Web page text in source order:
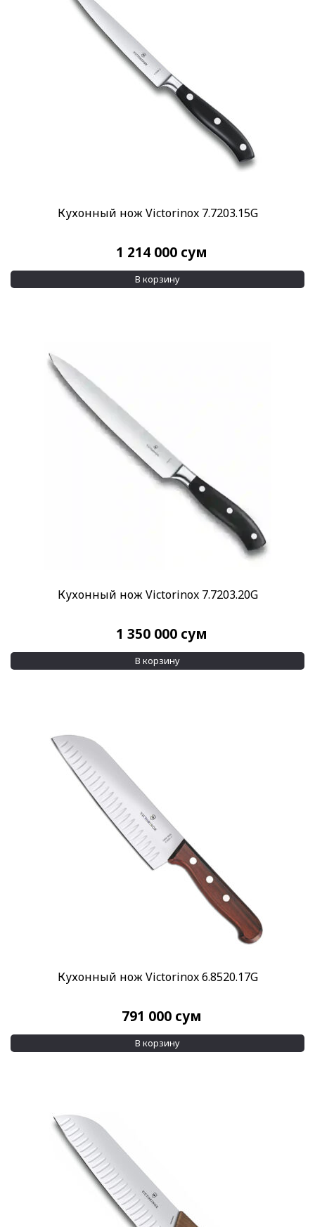
Кухонный нож Victorinox 7.7203.15G
1 214 000 сум
В корзину
Кухонный нож Victorinox 7.7203.20G
1 350 000 сум
В корзину
Кухонный нож Victorinox 6.8520.17G
791 000 сум
В корзину